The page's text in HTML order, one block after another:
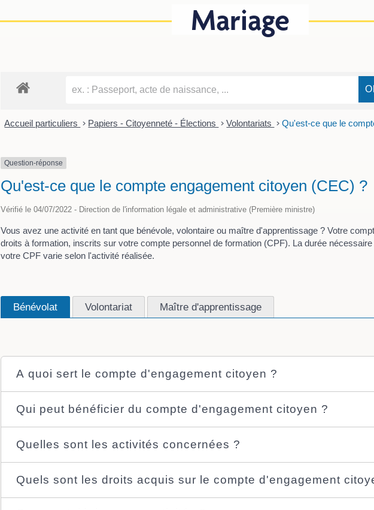
Mariage
Accueil particuliers > Papiers - Citoyenneté - Élections > Volontariats > Qu'est-ce que le
Question-réponse
Qu'est-ce que le compte engagement citoyen (CEC) ?
Vérifié le 04/07/2022 - Direction de l'information légale et administrative (Première ministre)
Vous avez une activité en tant que bénévole, volontaire ou maître d'apprentissage ? Votre
droits à formation, inscrits sur votre compte personnel de formation (CPF). La durée
votre CPF varie selon l'activité réalisée.
Bénévolat Volontariat Maître d'apprentissage
A quoi sert le compte d'engagement citoyen ?
Qui peut bénéficier du compte d'engagement citoyen ?
Quelles sont les activités concernées ?
Quels sont les droits acquis sur le compte d'engagement